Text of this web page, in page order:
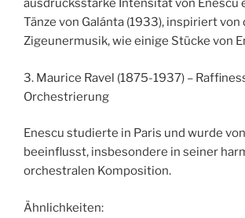
ausdrucksstarke Intensität von Enescu
Tänze von Galánta (1933), inspiriert von
Zigeunermusik, wie einige Stücke von
3. Maurice Ravel (1875-1937) –
Orchestrierung
Enescu studierte in Paris und wurde
beeinflusst, insbesondere in seiner
orchestralen Komposition.
Ähnlichkeiten: